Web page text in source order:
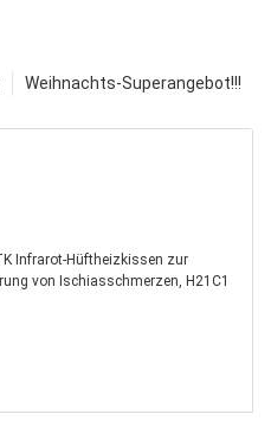
Weihnachts-Superangebot!!!